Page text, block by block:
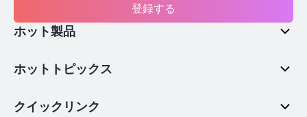
登録する
ホット製品
ホットトピックス
クイックリンク